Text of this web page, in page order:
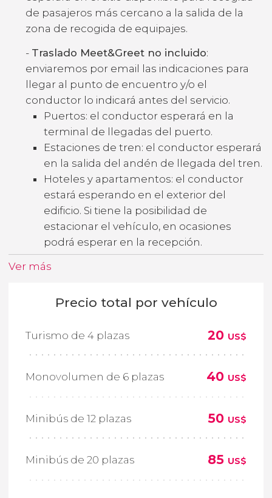
de pasajeros más cercano a la salida de la
zona de recogida de equipajes.
- Traslado Meet&Greet no incluido:
enviaremos por email las indicaciones para
llegar al punto de encuentro y/o el
conductor lo indicará antes del servicio.
Puertos: el conductor esperará en la
terminal de llegadas del puerto.
Estaciones de tren: el conductor esperará
en la salida del andén de llegada del tren.
Hoteles y apartamentos: el conductor
estará esperando en el exterior del
edificio. Si tiene la posibilidad de
estacionar el vehículo, en ocasiones
podrá esperar en la recepción.
Ver más
Precio total por vehículo
Turismo de 4 plazas 20 US$
Monovolumen de 6 plazas 40 US$
Minibús de 12 plazas 50 US$
Minibús de 20 plazas 85 US$